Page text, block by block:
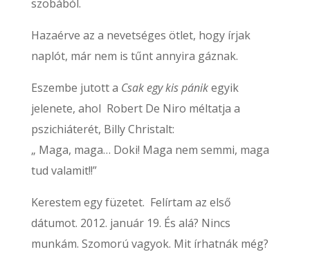
szobából.
Hazaérve az a nevetséges ötlet, hogy írjak
naplót, már nem is tűnt annyira gáznak.
Eszembe jutott a Csak egy kis pánikegyik
jelenete, ahol Robert De Niro méltatja a
pszichiáterét, Billy Christalt:
„ Maga, maga… Doki! Maga nem semmi, maga
tud valamit!!”
Kerestem egy füzetet. Felírtam az első
dátumot. 2012. január 19. És alá? Nincs
munkám. Szomorú vagyok. Mit írhatnák még?